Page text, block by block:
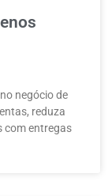
negócio de
reduza
com entregas